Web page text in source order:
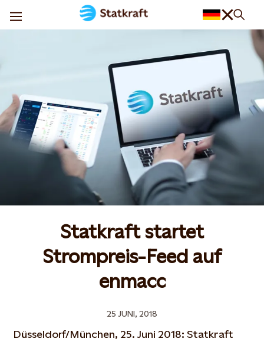
Statkraft startet
Strompreis-Feed auf
enmacc
25 JUNI, 2018
Düsseldorf/München, 25. Juni 2018: Statkraft